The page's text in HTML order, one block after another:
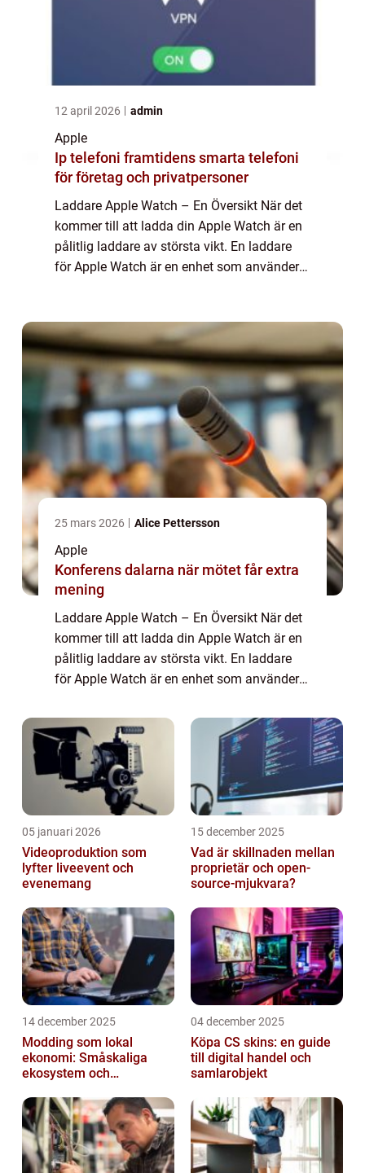
12 april 2026 admin
Apple
Ip telefoni framtidens smarta telefoni
för företag och privatpersoner
Laddare Apple Watch – En Översikt När det
kommer till att ladda din Apple Watch är en
pålitlig laddare av största vikt. En laddare
för Apple Watch är en enhet som använder
25 mars 2026 Alice Pettersson
Apple
Konferens dalarna när mötet får extra
mening
Laddare Apple Watch – En Översikt När det
kommer till att ladda din Apple Watch är en
pålitlig laddare av största vikt. En laddare
för Apple Watch är en enhet som använder
ström till din klocka. I...
05 januari 2026
Videoproduktion som
lyfter liveevent och
evenemang
15 december 2025
Vad är skillnaden mellan
proprietär och open-
source-mjukvara?
14 december 2025
Modding som lokal
ekonomi: Småskaliga
ekosystem och
04 december 2025
Köpa CS skins: en guide
till digital handel och
samlarobjekt